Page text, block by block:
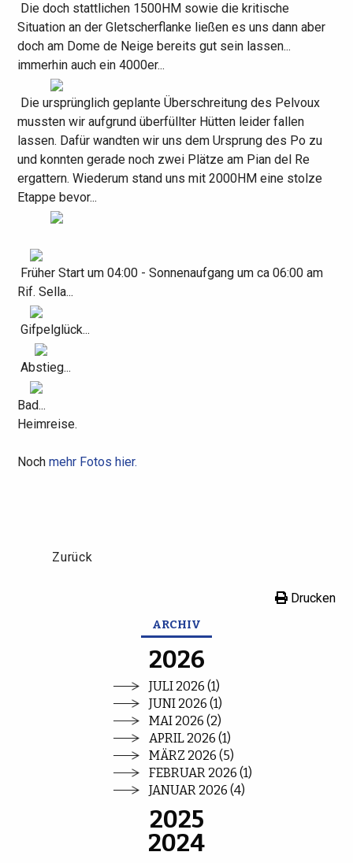
Die doch stattlichen 1500HM sowie die kritische
Situation an der Gletscherflanke ließen es uns dann aber
doch am Dome de Neige bereits gut sein lassen...
immerhin auch ein 4000er...
Die ursprünglich geplante Überschreitung des Pelvoux
mussten wir aufgrund überfüllter Hütten leider fallen
lassen. Dafür wandten wir uns dem Ursprung des Po zu
und konnten gerade noch zwei Plätze am Pian del Re
ergattern. Wiederum stand uns mit 2000HM eine stolze
Etappe bevor...
Früher Start um 04:00 - Sonnenaufgang um ca 06:00 am
Rif. Sella...
Gifpelglück...
Abstieg...
Bad...
Heimreise.
Nochmehr Fotos hier.
Zurück
Drucken
ARCHIV
2026
JULI 2026 (1)
JUNI 2026 (1)
MAI 2026 (2)
APRIL 2026 (1)
MÄRZ 2026 (5)
FEBRUAR 2026 (1)
JANUAR 2026 (4)
2025
2024